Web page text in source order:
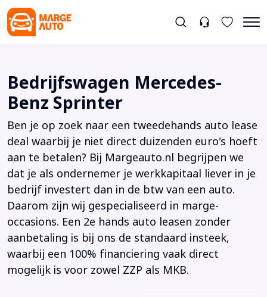
Bedrijfswagen Mercedes-
Benz Sprinter
Ben je op zoek naar een tweedehands auto lease
deal waarbij je niet direct duizenden euro's hoeft
aan te betalen? Bij Margeauto.nl begrijpen we
dat je als ondernemer je werkkapitaal liever in je
bedrijf investert dan in de btw van een auto.
Daarom zijn wij gespecialiseerd in marge-
occasions. Een 2e hands auto leasen zonder
aanbetaling is bij ons de standaard insteek,
waarbij een 100% financiering vaak direct
mogelijk is voor zowel ZZP als MKB.